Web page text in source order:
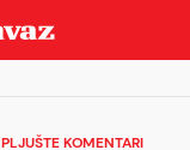
PLJUŠTE KOMENTARI